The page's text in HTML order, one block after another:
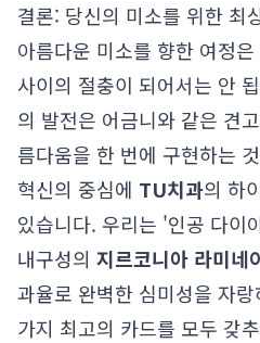
결론: 당신의 미소를 위한 최
아름다운 미소를 향한 여정
사이의 절충이 되어서는 안
의 발전은 어금니와 같은 견
름다움을 한 번에 구현하는
혁신의 중심에 TU치과의 하
있습니다. 우리는 '인공 다이
내구성의 지르코니아 라미네
과율로 완벽한 심미성을 자랑
가지 최고의 카드를 모두 갖